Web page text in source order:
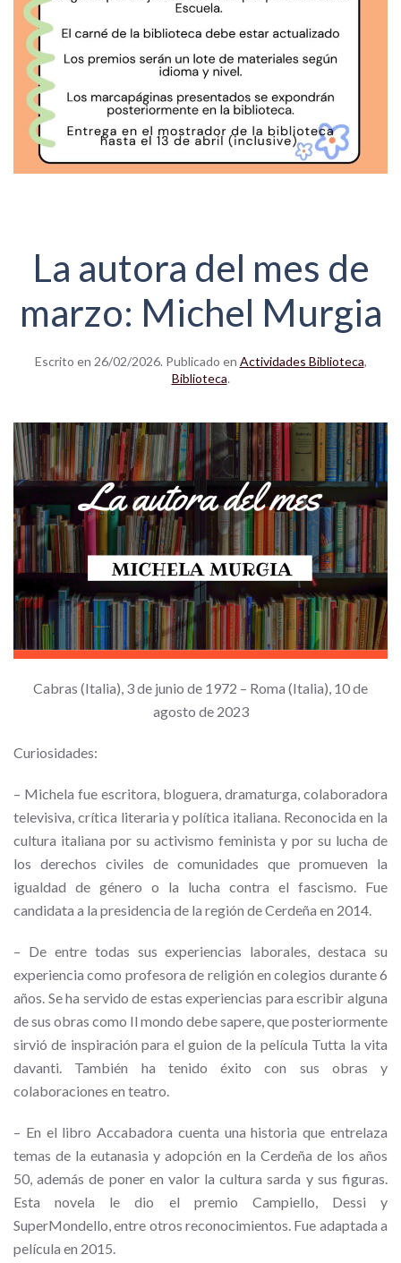
La autora del mes de
marzo: Michel Murgia
Escrito en 26/02/2026. Publicado en Actividades Biblioteca,
Biblioteca.
Cabras (Italia), 3 de junio de 1972 – Roma (Italia), 10 de
agosto de 2023
Curiosidades:
– Michela fue escritora, bloguera, dramaturga, colaboradora
televisiva, crítica literaria y política italiana. Reconocida en la
cultura italiana por su activismo feminista y por su lucha de
los derechos civiles de comunidades que promueven la
igualdad de género o la lucha contra el fascismo. Fue
candidata a la presidencia de la región de Cerdeña en 2014.
– De entre todas sus experiencias laborales, destaca su
experiencia como profesora de religión en colegios durante 6
años. Se ha servido de estas experiencias para escribir alguna
de sus obras como Il mondo debe sapere, que posteriormente
sirvió de inspiración para el guion de la película Tutta la vita
davanti. También ha tenido éxito con sus obras y
colaboraciones en teatro.
– En el libroAccabadora cuenta una historia que entrelaza
temas de la eutanasia y adopción en la Cerdeña de los años
50, además de poner en valor la cultura sarda y sus figuras.
Esta novela le dio el premio Campiello, Dessi y
SuperMondello, entre otros reconocimientos. Fue adaptada a
película en 2015.